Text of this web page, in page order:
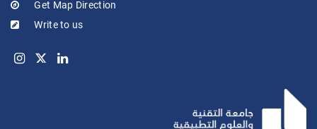
Get Map Direction
Write to us